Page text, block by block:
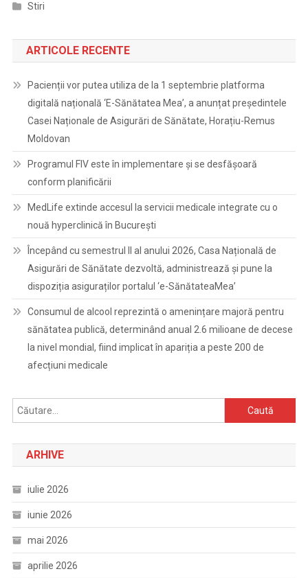
Stiri
ARTICOLE RECENTE
Pacienții vor putea utiliza de la 1 septembrie platforma
digitală națională ‘E-Sănătatea Mea’, a anunțat președintele
Casei Naționale de Asigurări de Sănătate, Horațiu-Remus
Moldovan
Programul FIV este în implementare și se desfășoară
conform planificării
MedLife extinde accesul la servicii medicale integrate cu o
nouă hyperclinică în București
Începând cu semestrul II al anului 2026, Casa Națională de
Asigurări de Sănătate dezvoltă, administrează și pune la
dispoziția asiguraților portalul ‘e-SănătateaMea’
Consumul de alcool reprezintă o amenințare majoră pentru
sănătatea publică, determinând anual 2.6 milioane de decese
la nivel mondial, fiind implicat în apariția a peste 200 de
afecțiuni medicale
Caută
după:
ARHIVE
iulie 2026
iunie 2026
mai 2026
aprilie 2026